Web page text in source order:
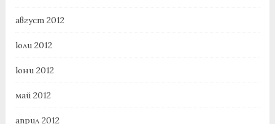
август 2012
юли 2012
юни 2012
май 2012
април 2012